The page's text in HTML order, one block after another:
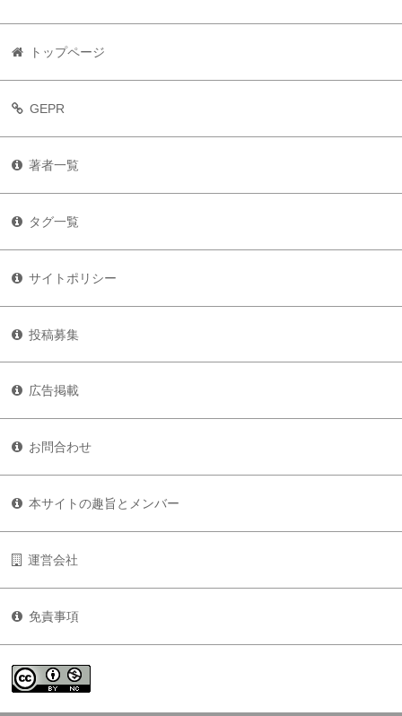
トップページ
GEPR
著者一覧
タグ一覧
サイトポリシー
投稿募集
広告掲載
お問合わせ
本サイトの趣旨とメンバー
運営会社
免責事項